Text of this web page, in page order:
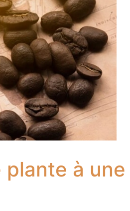
plante à une